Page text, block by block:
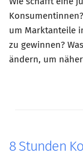
um Marktanteile
zu gewinnen?
ändern, um
8 Stunden